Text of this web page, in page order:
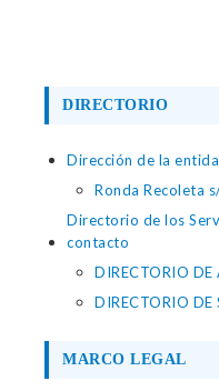
DIRECTORIO
Dirección de la
Ronda Recoleta
Directorio de los
contacto
DIRECTORIO DE
DIRECTORIO DE
MARCO LEGAL